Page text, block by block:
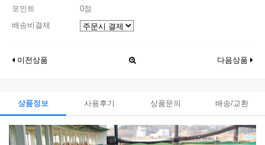
포인트
0점
배송비결제
이전상품 다음상품
상품정보 사용후기 상품문의 배송/교환